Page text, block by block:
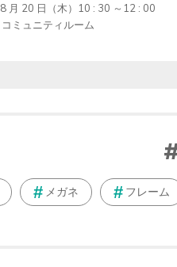
8 月 20 日（木）10 : 30 ～12 : 00
コミュニティルーム
メガネ フレーム